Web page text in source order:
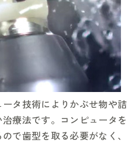
タ技術によりかぶせ物や詰
療法です。コンピュータを
で歯型を取る必要がなく、